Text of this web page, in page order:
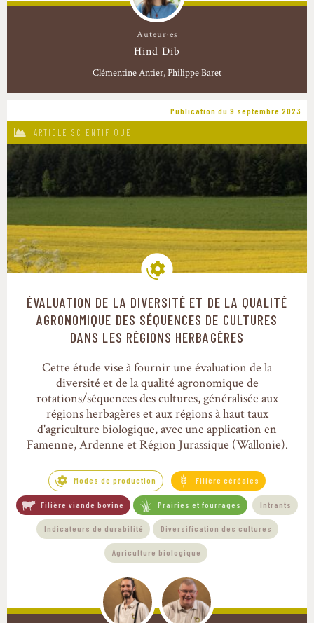
Auteur·es
Hind Dib
Clémentine Antier Philippe Baret
Publication du 9 septembre 2023
ARTICLE SCIENTIFIQUE
Modes de production
ÉVALUATION DE LA DIVERSITÉ ET DE LA QUALITÉ
AGRONOMIQUE DES SÉQUENCES DE CULTURES
DANS LES RÉGIONS HERBAGÈRES
Cette étude vise à fournir une évaluation de la
diversité et de la qualité agronomique de
rotations/séquences des cultures, généralisée aux
régions herbagères et aux régions à haut taux
d'agriculture biologique, avec une application en
Famenne, Ardenne et Région Jurassique (Wallonie).
Modes de production Filière céréales
Filière viande bovine Prairies et fourrages Intrants
Indicateurs de durabilité Diversification des cultures
Agriculture biologique